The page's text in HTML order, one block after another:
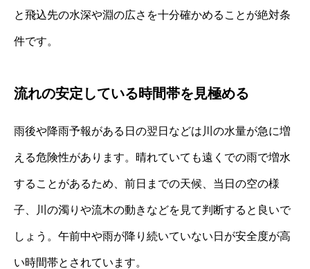
と飛込先の水深や淵の広さを十分確かめることが絶対条
件です。
流れの安定している時間帯を見極める
雨後や降雨予報がある日の翌日などは川の水量が急に増
える危険性があります。晴れていても遠くでの雨で増水
することがあるため、前日までの天候、当日の空の様
子、川の濁りや流木の動きなどを見て判断すると良いで
しょう。午前中や雨が降り続いていない日が安全度が高
い時間帯とされています。